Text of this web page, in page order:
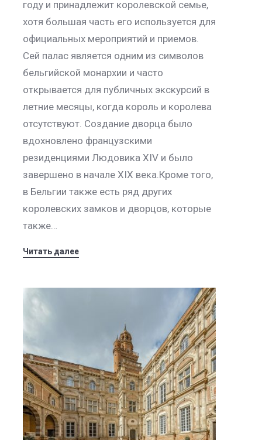
году и принадлежит королевской семье,
хотя большая часть его используется для
официальных мероприятий и приемов.
Сей палас является одним из символов
бельгийской монархии и часто
открывается для публичных экскурсий в
летние месяцы, когда король и королева
отсутствуют. Создание дворца было
вдохновлено французскими
резиденциями Людовика XIV и было
завершено в начале XIX века.Кроме того,
в Бельгии также есть ряд других
королевских замков и дворцов, которые
также…
Читать далее